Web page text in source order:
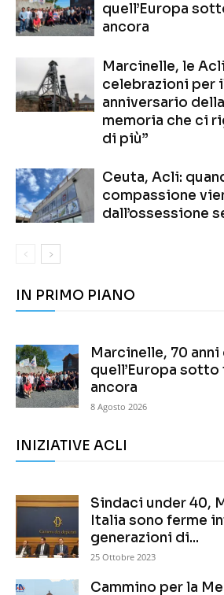
quell’Europa
ancora
Marcinelle, le
celebrazioni per
anniversario
memoria che ci
di più”
Ceuta, Acli:
compassione
dall’ossessione
IN PRIMO PIANO
Marcinelle, 70
quell’Europa
ancora
8 Agosto 2026
INIZIATIVE ACLI
Sindaci under 40,
Italia sono ferme
generazioni di...
25 Ottobre 2023
Cammino per la